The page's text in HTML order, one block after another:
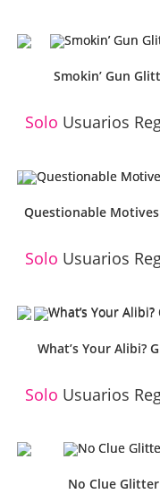
Smokin’ Gun
Solo Usuarios
Questionable
Solo Usuarios
What’s Your Alibi?
Solo Usuarios
No Clue